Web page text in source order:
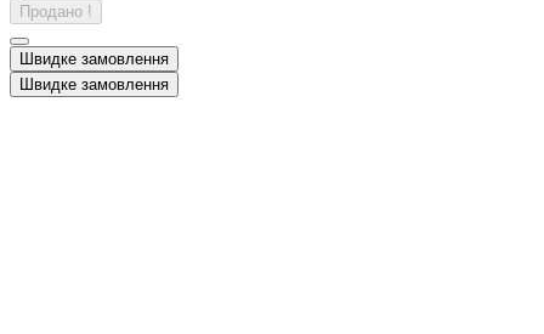
Продано !
Швидке замовлення
Швидке замовлення